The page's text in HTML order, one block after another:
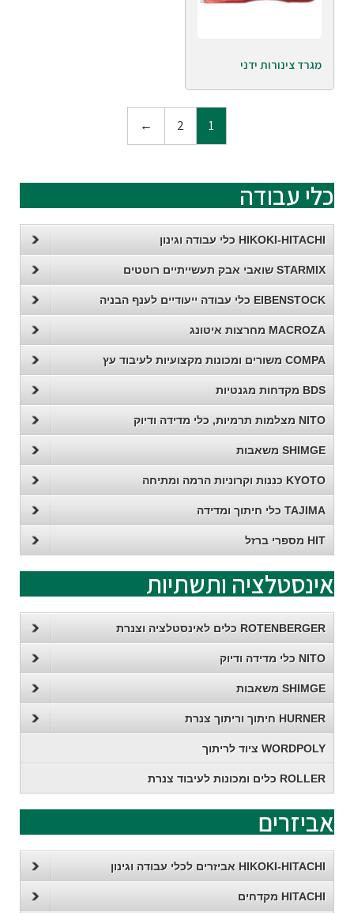
כלי עבודה
HIKOKI-HITACHI כלי עבודה וגינון
STARMIX שואבי אבק תעשייתיים רוטטים
EIBENSTOCK כלי עבודה ייעודיים לענף הבניה
MACROZA מחרצות איטונג
COMPA משורים ומכונות מקצועיות לעיבוד עץ
BDS מקדחות מגנטיות
NITO מצלמות תרמיות, כלי מדידה ודיוק
SHIMGE משאבות
KYOTO כננות וקרוניות הרמה ומתיחה
TAJIMA כלי חיתוך ומדידה
HIT מספרי ברזל
אינסטלציה ותשתיות
ROTENBERGER כלים לאינסטלציה וצנרת
NITO כלי מדידה ודיוק
SHIMGE משאבות
HURNER חיתוך וריתוך צנרת
WORDPOLY ציוד לריתוך
ROLLER כלים ומכונות לעיבוד צנרת
אביזרים
HIKOKI-HITACHI אביזרים לכלי עבודה וגינון
HITACHI מקדחים
מגרד צינורות ידני
1
2
←